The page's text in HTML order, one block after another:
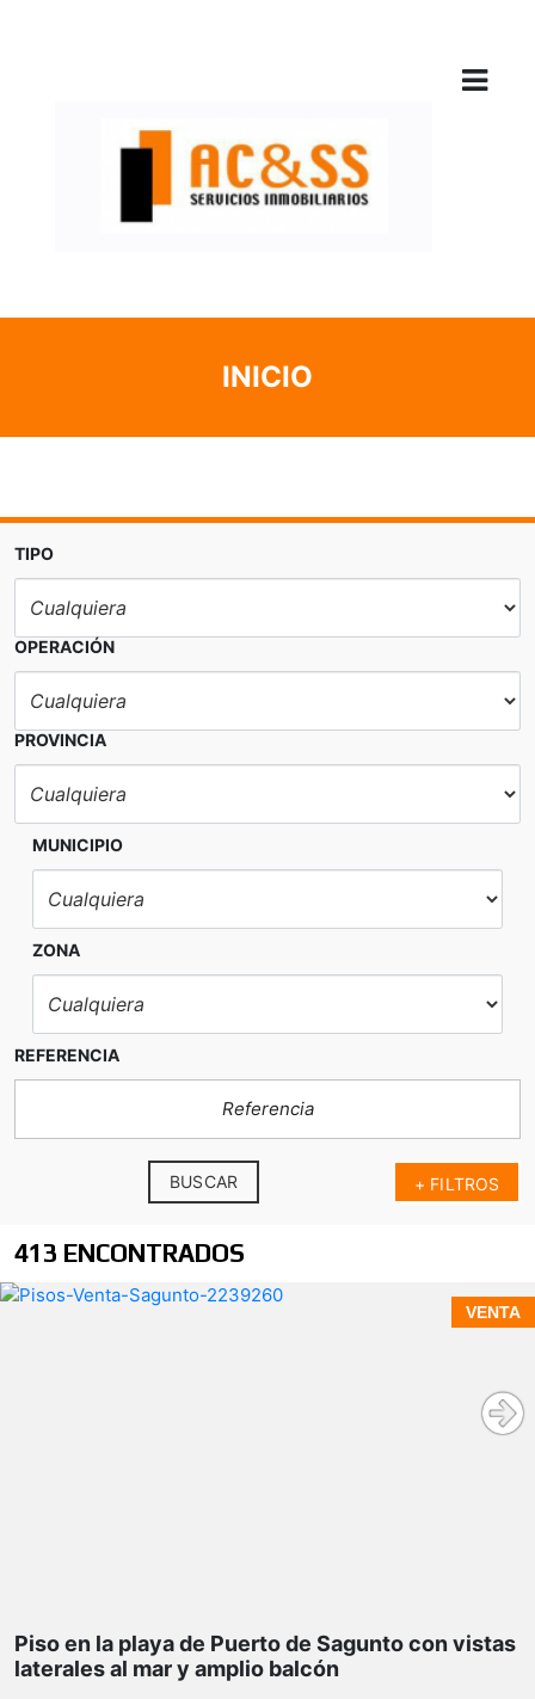
INICIO
TIPO
OPERACIÓN
PROVINCIA
MUNICIPIO
ZONA
REFERENCIA
+ FILTROS
BUSCAR
413 ENCONTRADOS
VENTA
Piso en la playa de Puerto de Sagunto con vistas
laterales al mar y amplio balcón